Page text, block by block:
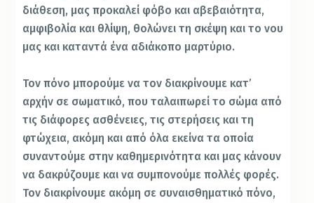
διάθεση, μας προκαλεί φόβο και αβεβαιότητα,
αμφιβολία και θλίψη, θολώνει τη σκέψη και το νου
μας και καταντά ένα αδιάκοπο μαρτύριο.
Τον πόνο μπορούμε να τον διακρίνουμε κατ’
αρχήν σε σωματικό, που ταλαιπωρεί το σώμα από
τις διάφορες ασθένειες, τις στερήσεις και τη
φτώχεια, ακόμη και από όλα εκείνα τα οποία
συναντούμε στην καθημερινότητα και μας κάνουν
να δακρύζουμε και να συμπονούμε πολλές φορές.
Τον διακρίνουμε ακόμη σε συναισθηματικό πόνο,